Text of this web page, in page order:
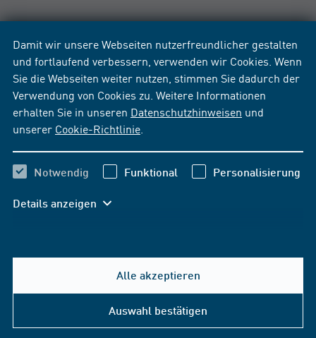
Damit wir unsere Webseiten nutzerfreundlicher gestalten
und fortlaufend verbessern, verwenden wir Cookies. Wenn
Sie die Webseiten weiter nutzen, stimmen Sie dadurch der
Verwendung von Cookies zu. Weitere Informationen
erhalten Sie in unseren Datenschutzhinweisen und
unserer Cookie-Richtlinie
Notwendig Funktional Personalisierung
Details anzeigen
Alle akzeptieren
Auswahl bestätigen
Hilfe & Kontakt